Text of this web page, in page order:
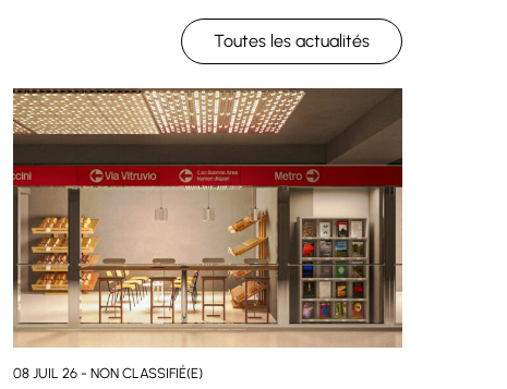
Toutes les actualités
08 JUIL 26 - NON CLASSIFIÉ(E)